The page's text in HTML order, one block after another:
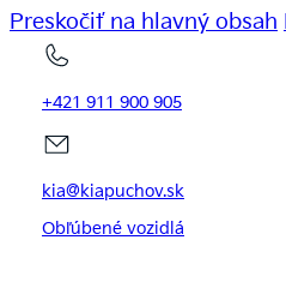
Preskočiť na hlavný obsah
+421 911 900 905
kia@kiapuchov.sk
Obľúbené vozidlá